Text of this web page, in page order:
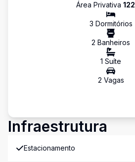
Área Privativa 122
3 Dormitórios
2 Banheiros
1 Suíte
2 Vagas
Infraestrutura
Estacionamento